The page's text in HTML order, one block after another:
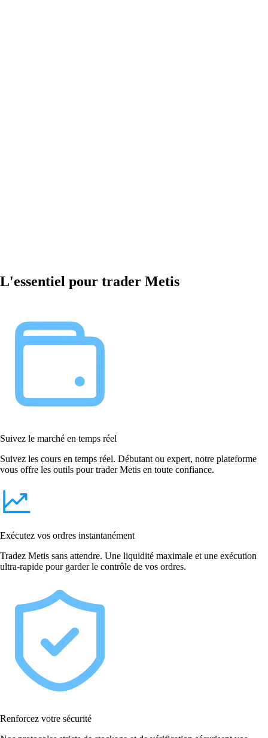
L'essentiel pour trader Metis
Suivez le marché en temps réel
Suivez les cours en temps réel. Débutant ou expert, notre plateforme
vous offre les outils pour trader Metis en toute confiance.
Exécutez vos ordres instantanément
Tradez Metis sans attendre. Une liquidité maximale et une exécution
ultra-rapide pour garder le contrôle de vos ordres.
Renforcez votre sécurité